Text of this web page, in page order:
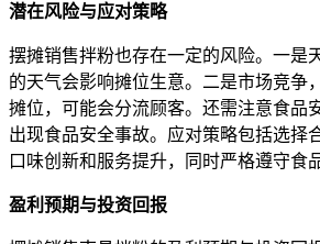
潜在风险与应对策略
摆摊销售拌粉也存在一定的风险。一是
的天气会影响摊位生意。二是市场竞争
摊位，可能会分流顾客。还需注意食品
出现食品安全事故。应对策略包括选择
口味创新和服务提升，同时严格遵守食
盈利预期与投资回报